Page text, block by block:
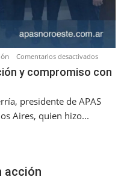
Comentarios desactivadosen
APAS
y compromiso con
presidente de APAS
Aires, quien hizo...
acción